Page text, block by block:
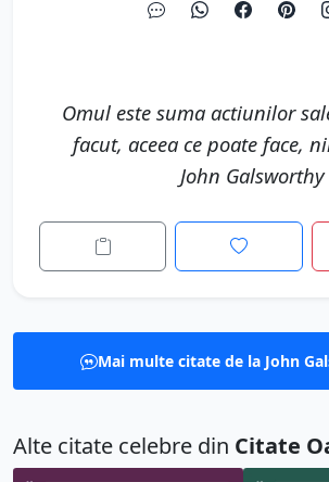
Omul este suma actiunilor
facut, aceea ce poate face,
John Galsworthy
Mai multe citate de la John
Alte citate celebre din Citate